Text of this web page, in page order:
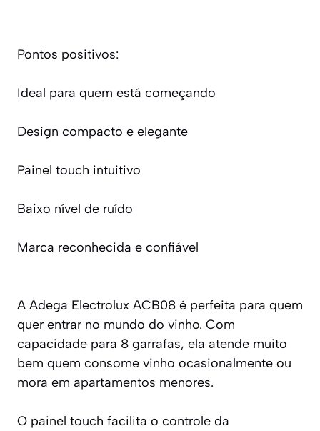
Pontos positivos:
Ideal para quem está começando
Design compacto e elegante
Painel touch intuitivo
Baixo nível de ruído
Marca reconhecida e confiável
A Adega Electrolux ACB08 é perfeita para quem
quer entrar no mundo do vinho. Com
capacidade para 8 garrafas, ela atende muito
bem quem consome vinho ocasionalmente ou
mora em apartamentos menores.
O painel touch facilita o controle da